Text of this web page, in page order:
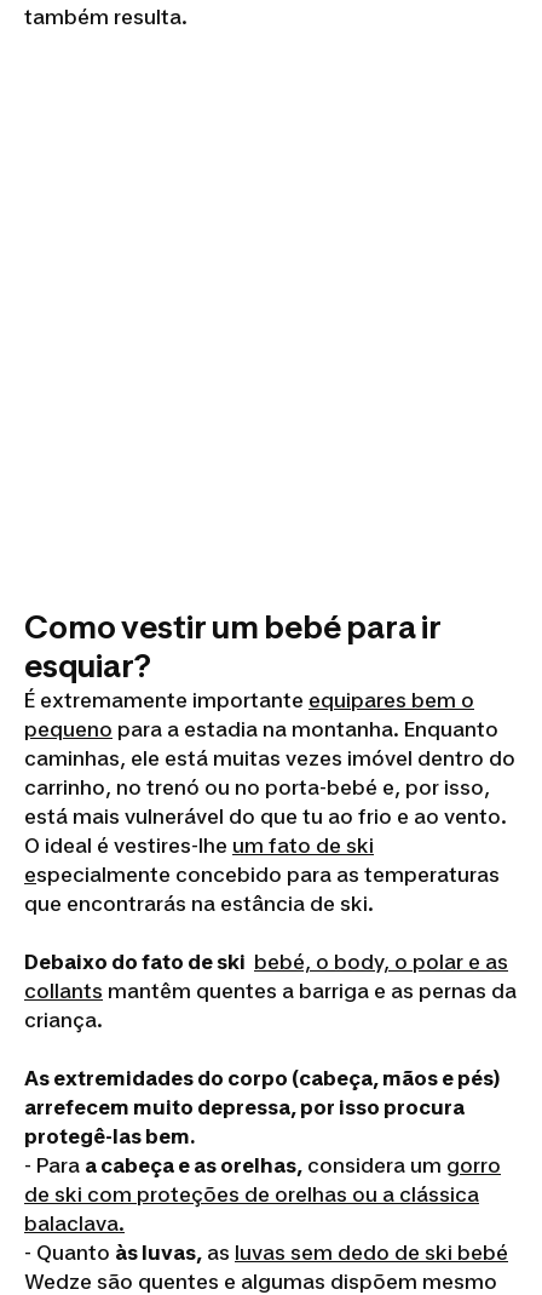
também resulta.
Como vestir um bebé para ir
esquiar?
É extremamente importante equipares bem o
pequeno para a estadia na montanha. Enquanto
caminhas, ele está muitas vezes imóvel dentro do
carrinho, no trenó ou no porta-bebé e, por isso,
está mais vulnerável do que tu ao frio e ao vento.
O ideal é vestires-lhe um fato de ski
especialmente concebido para as temperaturas
que encontrarás na estância de ski.
Debaixo do fato de ski bebé, o body, o polar e as
collants mantêm quentes a barriga e as pernas da
criança.
As extremidades do corpo (cabeça, mãos e pés)
arrefecem muito depressa, por isso procura
protegê-las bem.
- Para a cabeça e as orelhas, considera um gorro
de ski com proteções de orelhas ou a clássica
balaclava.
- Quanto às luvas, as luvas sem dedo de ski bebé
Wedze são quentes e algumas dispõem mesmo